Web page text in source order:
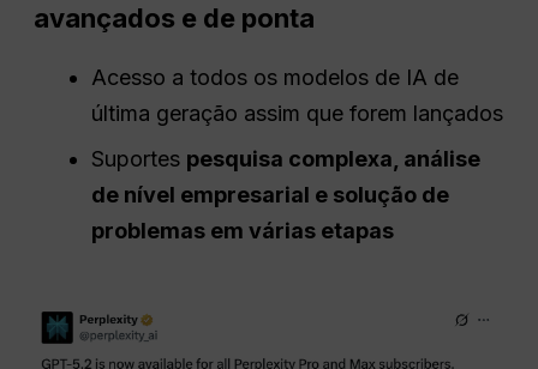
avançados e de ponta
Acesso a todos os modelos de IA de
última geração assim que forem lançados
Suportes pesquisa complexa, análise
de nível empresarial e solução de
problemas em várias etapas